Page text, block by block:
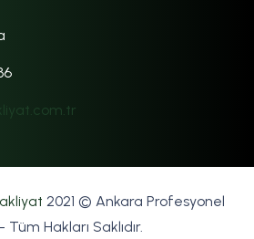
2021 © Ankara Profesyonel
Hakları Saklıdır.